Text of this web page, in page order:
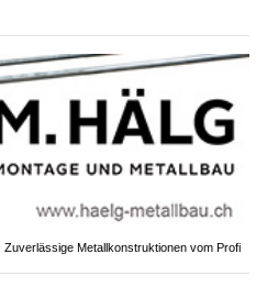
Metallkonstruktionen vom Profi